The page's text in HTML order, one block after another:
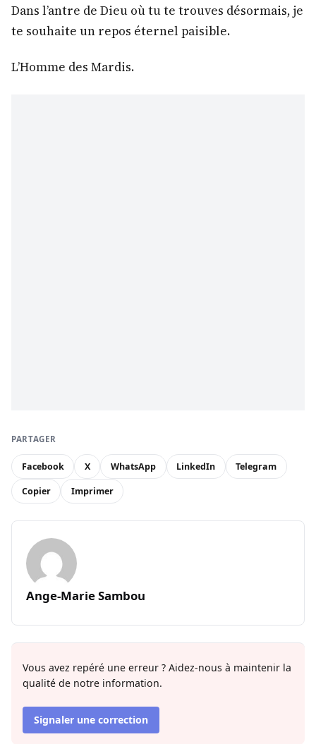
Dans l’antre de Dieu où tu te trouves désormais, je
te souhaite un repos éternel paisible.
L’Homme des Mardis.
PARTAGER
Facebook X WhatsApp LinkedIn Telegram
Copier Imprimer
Ange-Marie Sambou
Vous avez repéré une erreur ? Aidez-nous à maintenir la
qualité de notre information.
Signaler une correction